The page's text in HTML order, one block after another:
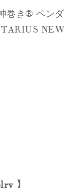
巻き® ペン
】